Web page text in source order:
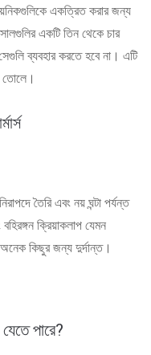
একত্রিত করার জন্য
একটি তিন থেকে চার
ব্যবহার করতে হবে না। এটি
তোলে।
তৈরি এবং নয় ঘন্টা পর্যন্ত
ক্রিয়াকলাপ যেমন
কিছুর জন্য দুর্দান্ত।
পারে?